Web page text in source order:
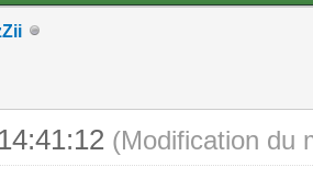
(Modification du